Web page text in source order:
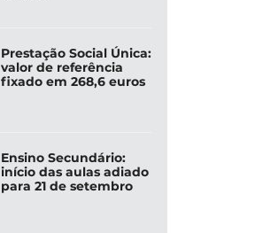
Prestação Social Única:
valor de referência
fixado em 268,6 euros
Ensino Secundário:
início das aulas adiado
para 21 de setembro